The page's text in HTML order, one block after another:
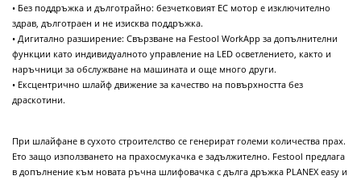
• Без поддръжка и дълготрайно: безчетковият EC мотор е изключително
здрав, дълготраен и не изисква поддръжка.
• Дигитално разширение: Свързване на Festool WorkApp за допълнителни
функции като индивидуалното управление на LED осветлението, както и
наръчници за обслужване на машината и още много други.
• Ексцентрично шлайф движение за качество на повърхността без
драскотини.
При шлайфане в сухото строителство се генерират големи количества прах.
Ето защо използването на прахосмукачка е задължително. Festool предлага
в допълнение към новата ръчна шлифовачка с дълга дръжка PLANEX easy и